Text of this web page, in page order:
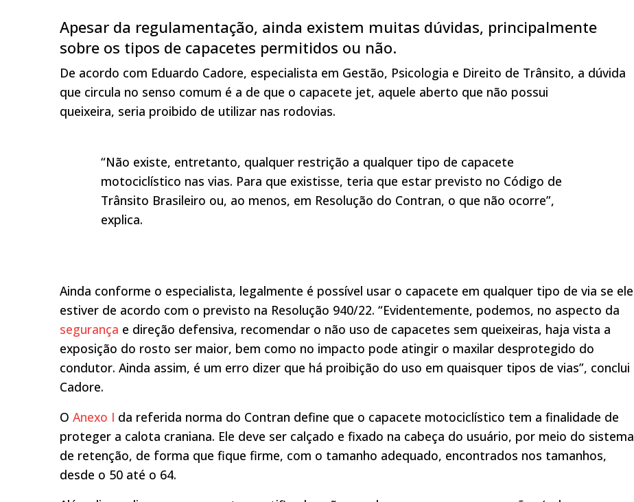
Apesar da regulamentação, ainda existem muitas dúvidas, principalmente
sobre os tipos de capacetes permitidos ou não.
De acordo com Eduardo Cadore, especialista em Gestão, Psicologia e Direito de Trânsito, a dúvida
que circula no senso comum é a de que o capacete jet, aquele aberto que não possui
queixeira, seria proibido de utilizar nas rodovias.
“Não existe, entretanto, qualquer restrição a qualquer tipo de capacete
motociclístico nas vias. Para que existisse, teria que estar previsto no Código de
Trânsito Brasileiro ou, ao menos, em Resolução do Contran, o que não ocorre”,
explica.
Ainda conforme o especialista, legalmente é possível usar o capacete em qualquer tipo de via se ele
estiver de acordo com o previsto na Resolução 940/22. “Evidentemente, podemos, no aspecto da
segurança e direção defensiva, recomendar o não uso de capacetes sem queixeiras, haja vista a
exposição do rosto ser maior, bem como no impacto pode atingir o maxilar desprotegido do
condutor. Ainda assim, é um erro dizer que há proibição do uso em quaisquer tipos de vias”, conclui
Cadore.
O Anexo I da referida norma do Contran define que o capacete motociclístico tem a finalidade de
proteger a calota craniana. Ele deve ser calçado e fixado na cabeça do usuário, por meio do sistema
de retenção, de forma que fique firme, com o tamanho adequado, encontrados nos tamanhos,
desde o 50 até o 64.